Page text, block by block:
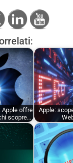
Apple offre
scopre…
Apple: